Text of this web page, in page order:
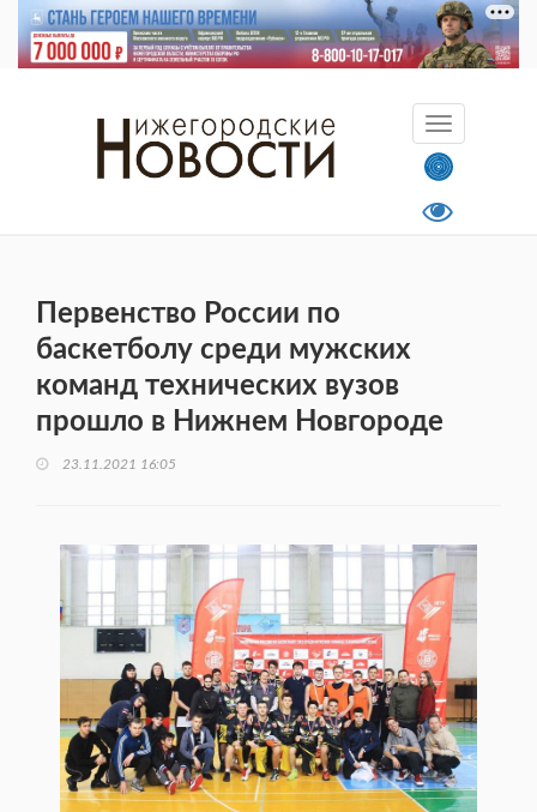
Первенство России по
баскетболу среди мужских
команд технических вузов
прошло в Нижнем Новгороде
23.11.2021 16:05